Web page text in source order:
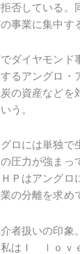
否している。
事業に集中す
ダイヤモンド
るアングロ・
の資産などを
う。
ロには単独で
圧力が強まっ
Ｐはアングロ
の分離を求め
者扱いの印象。
私はＩ ｌｏｖ